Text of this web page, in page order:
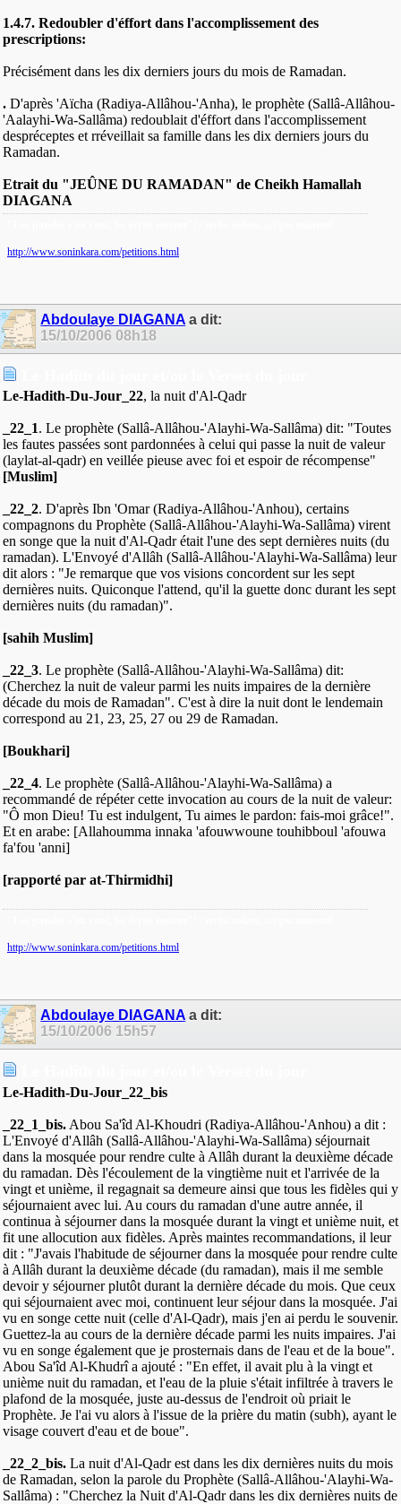
1.4.7. Redoubler d'éffort dans l'accomplissement des
prescriptions:
Précisément dans les dix derniers jours du mois de Ramadan.
. D'après 'Aïcha (Radiya-Allâhou-'Anha), le prophète (Sallâ-Allâhou-
'Aalayhi-Wa-Sallâma) redoublait d'éffort dans l'accomplissement
despréceptes et rréveillait sa famille dans les dix derniers jours du
Ramadan.
Etrait du "JEÛNE DU RAMADAN" de Cheikh Hamallah
DIAGANA
http://www.soninkara.com/petitions.html
Abdoulaye DIAGANA a dit:
15/10/2006 08h18
Le-Hadith-Du-Jour_22, la nuit d'Al-Qadr
_22_1. Le prophète (Sallâ-Allâhou-'Alayhi-Wa-Sallâma) dit: "Toutes
les fautes passées sont pardonnées à celui qui passe la nuit de valeur
(laylat-al-qadr) en veillée pieuse avec foi et espoir de récompense"
[Muslim]
_22_2. D'après Ibn 'Omar (Radiya-Allâhou-'Anhou), certains
compagnons du Prophète (Sallâ-Allâhou-'Alayhi-Wa-Sallâma) virent
en songe que la nuit d'Al-Qadr était l'une des sept dernières nuits (du
ramadan). L'Envoyé d'Allâh (Sallâ-Allâhou-'Alayhi-Wa-Sallâma) leur
dit alors : "Je remarque que vos visions concordent sur les sept
dernières nuits. Quiconque l'attend, qu'il la guette donc durant les sept
dernières nuits (du ramadan)".
[sahih Muslim]
_22_3. Le prophète (Sallâ-Allâhou-'Alayhi-Wa-Sallâma) dit:
(Cherchez la nuit de valeur parmi les nuits impaires de la dernière
décade du mois de Ramadan". C'est à dire la nuit dont le lendemain
correspond au 21, 23, 25, 27 ou 29 de Ramadan.
[Boukhari]
_22_4. Le prophète (Sallâ-Allâhou-'Alayhi-Wa-Sallâma) a
recommandé de répéter cette invocation au cours de la nuit de valeur:
"Ô mon Dieu! Tu est indulgent, Tu aimes le pardon: fais-moi grâce!".
Et en arabe: [Allahoumma innaka 'afouwwoune touhibboul 'afouwa
fa'fou 'anni]
[rapporté par at-Thirmidhi]
http://www.soninkara.com/petitions.html
Abdoulaye DIAGANA a dit:
15/10/2006 15h57
Le-Hadith-Du-Jour_22_bis
_22_1_bis. Abou Sa'îd Al-Khoudri (Radiya-Allâhou-'Anhou) a dit :
L'Envoyé d'Allâh (Sallâ-Allâhou-'Alayhi-Wa-Sallâma) séjournait
dans la mosquée pour rendre culte à Allâh durant la deuxième décade
du ramadan. Dès l'écoulement de la vingtième nuit et l'arrivée de la
vingt et unième, il regagnait sa demeure ainsi que tous les fidèles qui y
séjournaient avec lui. Au cours du ramadan d'une autre année, il
continua à séjourner dans la mosquée durant la vingt et unième nuit, et
fit une allocution aux fidèles. Après maintes recommandations, il leur
dit : "J'avais l'habitude de séjourner dans la mosquée pour rendre culte
à Allâh durant la deuxième décade (du ramadan), mais il me semble
devoir y séjourner plutôt durant la dernière décade du mois. Que ceux
qui séjournaient avec moi, continuent leur séjour dans la mosquée. J'ai
vu en songe cette nuit (celle d'Al-Qadr), mais j'en ai perdu le souvenir.
Guettez-la au cours de la dernière décade parmi les nuits impaires. J'ai
vu en songe également que je prosternais dans de l'eau et de la boue".
Abou Sa'îd Al-Khudrî a ajouté : "En effet, il avait plu à la vingt et
unième nuit du ramadan, et l'eau de la pluie s'était infiltrée à travers le
plafond de la mosquée, juste au-dessus de l'endroit où priait le
Prophète. Je l'ai vu alors à l'issue de la prière du matin (subh), ayant le
visage couvert d'eau et de boue".
_22_2_bis. La nuit d'Al-Qadr est dans les dix dernières nuits du mois
de Ramadan, selon la parole du Prophète (Sallâ-Allâhou-'Alayhi-Wa-
Sallâma) : "Cherchez la Nuit d'Al-Qadr dans les dix dernières nuits de